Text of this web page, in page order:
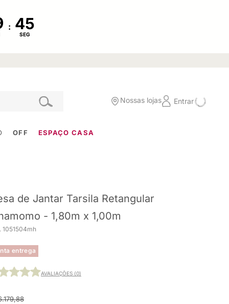
:
SEG
Nossas lojas Entrar
OFF ESPAÇO CASA
de Jantar Tarsila Retangular
- 1,80m x 1,00m
1051504mh
entrega
AVALIAÇÕES (0)